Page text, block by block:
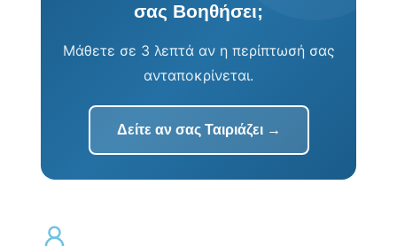
σας Βοηθήσει;
Μάθετε σε 3 λεπτά αν η περίπτωσή σας
ανταποκρίνεται.
Δείτε αν σας Ταιριάζει →